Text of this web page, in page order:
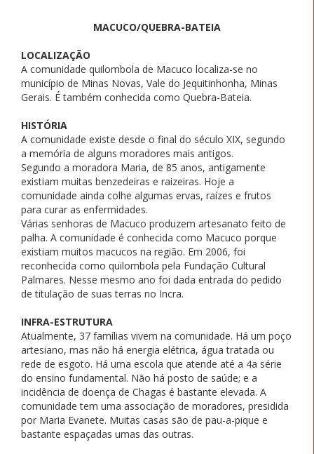
MACUCO/QUEBRA-BATEIA
LOCALIZAÇÃO
A comunidade quilombola de Macuco localiza-se no
município de Minas Novas, Vale do Jequitinhonha, Minas
Gerais. É também conhecida como Quebra-Bateia.
HISTÓRIA
A comunidade existe desde o final do século XIX, segundo
a memória de alguns moradores mais antigos.
Segundo a moradora Maria, de 85 anos, antigamente
existiam muitas benzedeiras e raizeiras. Hoje a
comunidade ainda colhe algumas ervas, raízes e frutos
para curar as enfermidades.
Várias senhoras de Macuco produzem artesanato feito de
palha. A comunidade é conhecida como Macuco porque
existiam muitos macucos na região. Em 2006, foi
reconhecida como quilombola pela Fundação Cultural
Palmares. Nesse mesmo ano foi dada entrada do pedido
de titulação de suas terras no Incra.
INFRA-ESTRUTURA
Atualmente, 37 famílias vivem na comunidade. Há um poço
artesiano, mas não há energia elétrica, água tratada ou
rede de esgoto. Há uma escola que atende até a 4a série
do ensino fundamental. Não há posto de saúde; e a
incidência de doença de Chagas é bastante elevada. A
comunidade tem uma associação de moradores, presidida
por Maria Evanete. Muitas casas são de pau-a-pique e
bastante espaçadas umas das outras.